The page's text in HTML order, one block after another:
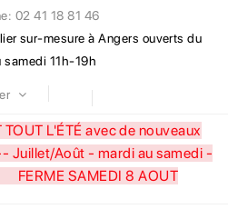
02 41 18 81 46
sur-mesure à Angers ouverts du
samedi 11h-19h
L'ÉTÉ avec de nouveaux
Juillet/Août - mardi au samedi -
SAMEDI 8 AOUT